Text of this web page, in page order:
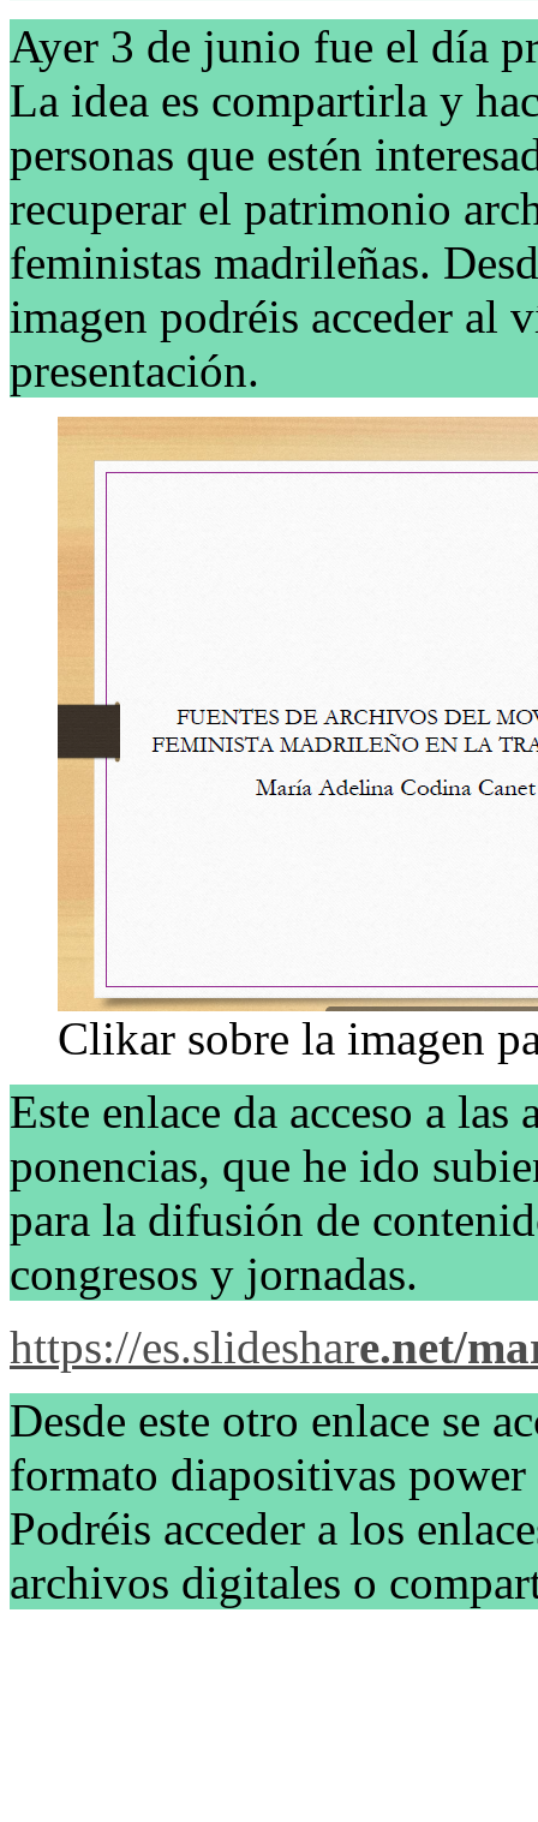
Ayer 3 de junio fue el día
La idea es compartirla y
personas que estén
recuperar el patrimonio
feministas madrileñas.
imagen podréis acceder al
presentación.
Clikar sobre la imagen
Este enlace da acceso a las
ponencias, que he ido
para la difusión de
congresos y jornadas.
https://es.slideshare.net/
Desde este otro enlace se
formato diapositivas
Podréis acceder a los
archivos digitales o